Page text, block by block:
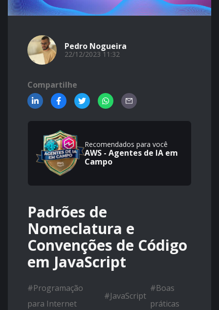
Pedro Nogueira
22/12/2023 11:32
Compartilhe
Recomendados para você
AWS - Agentes de IA em
Campo
Padrões de
Nomeclatura e
Convenções de Código
em JavaScript
#Programação
para Internet
#JavaScript
#Boas
práticas